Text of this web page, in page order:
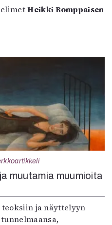
Heikki Romppaisen
muutamia muumioita
teoksiin ja näyttelyyn